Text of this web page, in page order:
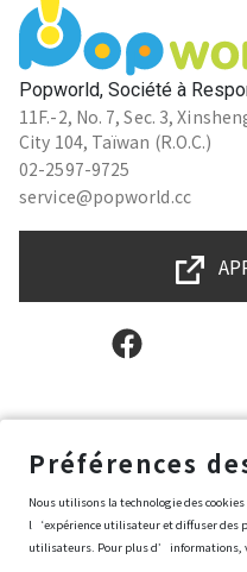
Popworld, Société à
11F.-2, No. 7, Sec. 3,
City 104, Taïwan (R.O.C.)
02-2597-9725
service@popworld.cc
Conditions générales
Politique de protection des
Français
Préférences
Nous utilisons la technologie des
l‘expérience utilisateur et diffuser des
utilisateurs. Pour plus d’informations,